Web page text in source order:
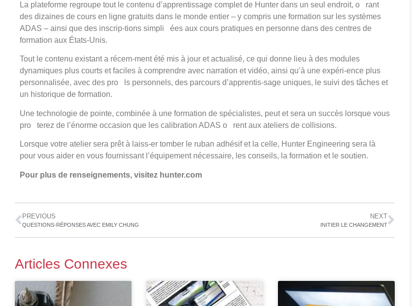
La plateforme regroupe tout le contenu d’apprentissage complet de Hunter dans un seul endroit, o rant
des dizaines de cours en ligne gratuits dans le monde entier – y compris une formation sur les systèmes
ADAS – ainsi que des inscrip-tions simpli ées aux cours pratiques en personne dans des centres de
formation aux États-Unis.
Tout le contenu existant a récem-ment été mis à jour et actualisé, ce qui donne lieu à des modules
dynamiques plus courts et faciles à comprendre avec narration et vidéo, ainsi qu’à une expéri-ence plus
personnalisée, avec des pro ls personnels, des parcours d’apprentis-sage uniques, le suivi des tâches et
un historique de formation.
Une technologie de pointe, combinée à une formation de spécialistes, peut et sera un succès lorsque vous
pro terez de l’énorme occasion que les calibration ADAS o rent aux ateliers de collisions.
Lorsque votre atelier sera prêt à laiss-er tomber le ruban adhésif et la celle, Hunter Engineering sera là
pour vous aider en vous fournissant l’équipement nécessaire, les conseils, la formation et le soutien.
Pour plus de renseignements, visitez hunter.com
PREVIOUS
QUESTIONS-RÉPONSES AVEC EMILY CHUNG
NEXT
INITIER LE CHANGEMENT
Articles Connexes